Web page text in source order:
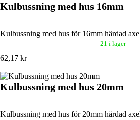
Kulbussning med hus 16mm
Kulbussning med hus för 16mm härdad
21 i lager
62,17 kr
Kulbussning med hus 20mm
Kulbussning med hus för 20mm härdad